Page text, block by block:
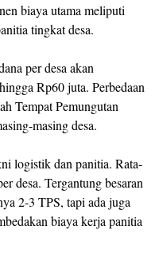
biaya utama meliputi
tingkat desa.
per desa akan
Rp60 juta. Perbedaan
Tempat Pemungutan
masing desa.
logistik dan panitia. Rata-
desa. Tergantung besaran
2-3 TPS, tapi ada juga
biaya kerja panitia